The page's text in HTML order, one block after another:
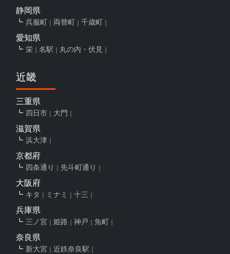
静岡県
呉服町 両替町 千歳町
愛知県
栄 名駅 丸の内・伏見
近畿
三重県
四日市 大門
滋賀県
浜大津
京都府
四条通り 先斗町通り
大阪府
キタ ミナミ 十三
兵庫県
三ノ宮 姫路 神戸 魚町
奈良県
新大宮 近鉄奈良駅